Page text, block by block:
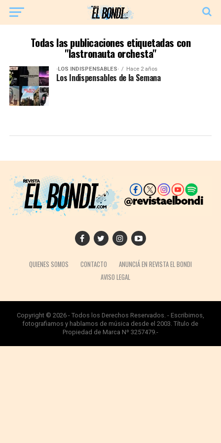
Todas las publicaciones etiquetadas con
"lastronauta orchesta"
·LOS INDISPENSABLES· Hace 2 años
Los Indispensables de la Semana
QUIENES SOMOS CONTACTO
ANUNCIÁ EN REVISTA EL BONDI
AVISO LEGAL
Copyright © 2026 - Todos los Derechos Reservados. - Escribimos,
fotografiamos y hablamos de música desde el 2003. Título de
Propiedad de Marca Nº 3257479.-